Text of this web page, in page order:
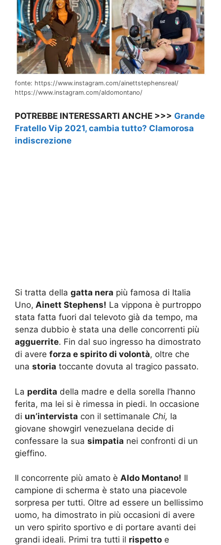
fonte: https://www.instagram.com/ainettstephensreal/
https://www.instagram.com/aldomontano/
POTREBBE INTERESSARTI ANCHE >>> Grande
Fratello Vip 2021, cambia tutto? Clamorosa
indiscrezione
Si tratta della gatta nera più famosa di Italia
Uno, Ainett Stephens! La vippona è purtroppo
stata fatta fuori dal televoto già da tempo, ma
senza dubbio è stata una delle concorrenti più
agguerrite. Fin dal suo ingresso ha dimostrato
di avere forza e spirito di volontà, oltre che
una storia toccante dovuta al tragico passato.
La perdita della madre e della sorella l’hanno
ferita, ma lei si è rimessa in piedi. In occasione
di un’intervista con il settimanale Chi, la
giovane showgirl venezuelana decide di
confessare la sua simpatia nei confronti di un
gieffino.
Il concorrente più amato è Aldo Montano! Il
campione di scherma è stato una piacevole
sorpresa per tutti. Oltre ad essere un bellissimo
uomo, ha dimostrato in più occasioni di avere
un vero spirito sportivo e di portare avanti dei
grandi ideali. Primi tra tutti il rispetto e